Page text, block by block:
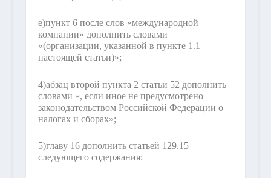
е)пункт 6 после слов «международной
компании» дополнить словами
«(организации, указанной в пункте 1.1
настоящей статьи)»;
4)абзац второй пункта 2 статьи 52 дополнить
словами «, если иное не предусмотрено
законодательством Российской Федерации о
налогах и сборах»;
5)главу 16 дополнить статьей 129.15
следующего содержания: